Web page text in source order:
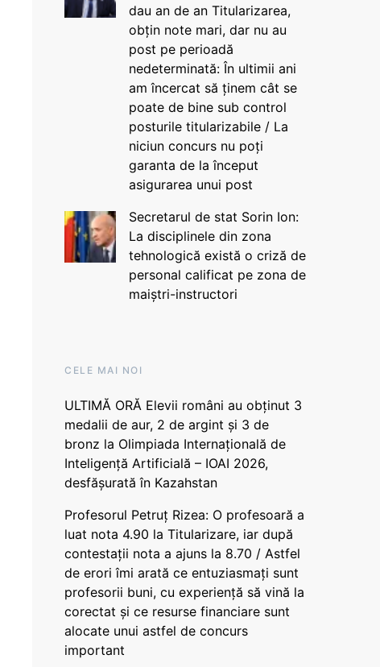
dau an de an Titularizarea,
obțin note mari, dar nu au
post pe perioadă
nedeterminată: În ultimii ani
am încercat să ținem cât se
poate de bine sub control
posturile titularizabile / La
niciun concurs nu poți
garanta de la început
asigurarea unui post
Secretarul de stat Sorin Ion:
La disciplinele din zona
tehnologică există o criză de
personal calificat pe zona de
maiștri-instructori
CELE MAI NOI
ULTIMĂ ORĂ Elevii români au obținut 3
medalii de aur, 2 de argint și 3 de
bronz la Olimpiada Internațională de
Inteligență Artificială – IOAI 2026,
desfășurată în Kazahstan
Profesorul Petruț Rizea: O profesoară a
luat nota 4.90 la Titularizare, iar după
contestații nota a ajuns la 8.70 / Astfel
de erori îmi arată ce entuziasmați sunt
profesorii buni, cu experiență să vină la
corectat și ce resurse financiare sunt
alocate unui astfel de concurs
important